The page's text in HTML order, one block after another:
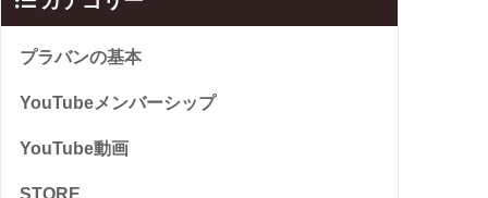
プラバンの基本
YouTubeメンバーシップ
YouTube動画